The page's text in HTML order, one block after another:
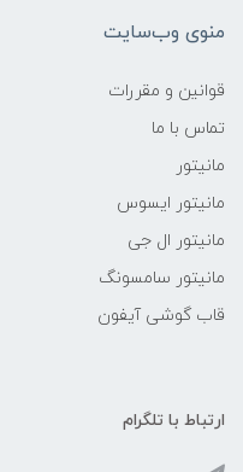
منوی وب‌سایت
قوانین و مقررات
تماس با ما
مانیتور
مانیتور ایسوس
مانیتور ال جی
مانیتور سامسونگ
قاب گوشی آیفون
ارتباط با تلگرام